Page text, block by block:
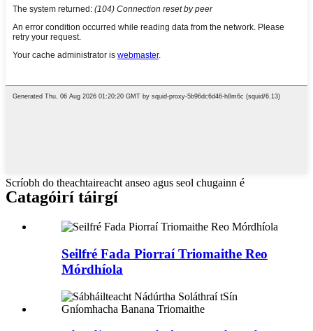
Scríobh do theachtaireacht anseo agus seol chugainn é
Catagóirí táirgí
Seilfré Fada Piorraí Triomaithe Reo
Mórdhíola